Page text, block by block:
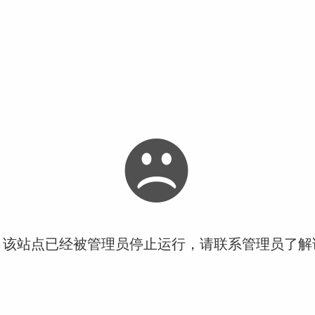
站点已经被管理员停止运行，请联系管理员了